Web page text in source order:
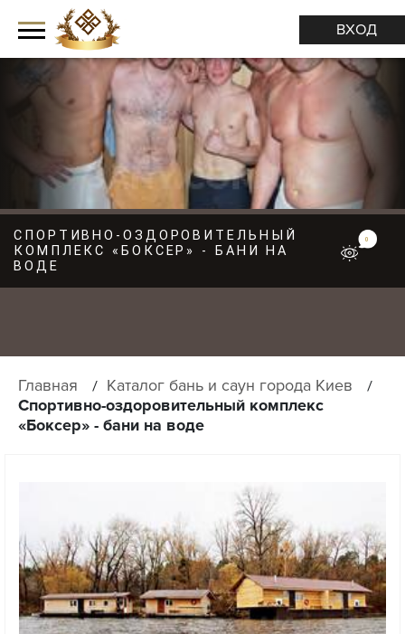
ВХОД
М
Е
Н
СПОРТИВНО-ОЗДОРОВИТЕЛЬНЫЙ
КОМПЛЕКС «БОКСЕР» - БАНИ НА
ВОДЕ
0
Главная
Каталог бань и саун города Киев
Спортивно-оздоровительный комплекс
«Боксер» - бани на воде